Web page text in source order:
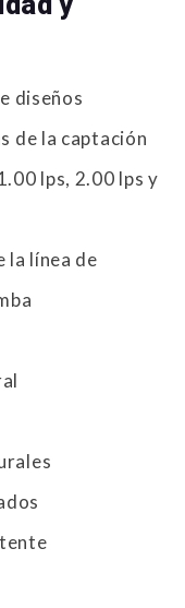
diseños
de la captación
lps, 2.00 lps y
la línea de